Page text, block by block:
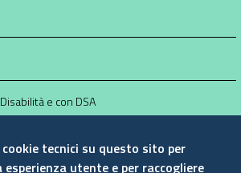
e con DSA
tecnici su questo sito per
utente e per raccogliere